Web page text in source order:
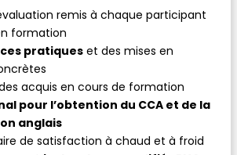
remis à chaque participant
formation
pratiqueset des mises en
acquis en cours de formation
pour l’obtention du CCA et de la
anglais
de satisfaction à chaud et à froid